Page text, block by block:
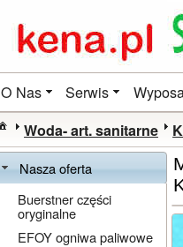
O Nas Serwis
Woda- art. sanitarne
Nasza oferta
Buerstner części
oryginalne
EFOY ogniwa paliwowe